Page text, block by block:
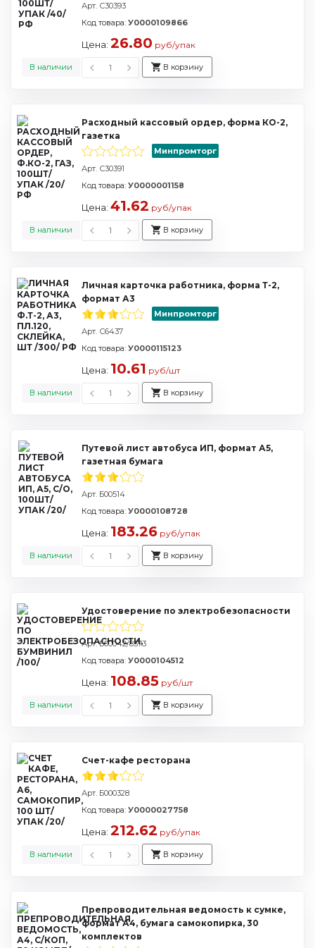
Арт. С30393
В наличии
Код товара: У0000109866
Цена: 26.80 руб/упак
В корзину
Расходный кассовый ордер, форма КО-2,
газетка
Минпромторг
Арт. С30391
В наличии
Код товара: У0000001158
Цена: 41.62 руб/упак
В корзину
Личная карточка работника, форма Т-2,
формат А3
Минпромторг
Арт. С6437
В наличии
Код товара: У0000115123
Цена: 10.61 руб/шт
В корзину
Путевой лист автобуса ИП, формат А5,
газетная бумага
Арт. Б00514
В наличии
Код товара: У0000108728
Цена: 183.26 руб/упак
В корзину
Удостоверение по электробезопасности
Арт. Б00042/8373
В наличии
Код товара: У0000104512
Цена: 108.85 руб/шт
В корзину
Счет-кафе ресторана
Арт. Б000328
В наличии
Код товара: У0000027758
Цена: 212.62 руб/упак
В корзину
Препроводительная ведомость к сумке,
формат А4, бумага самокопирка, 30
комплектов